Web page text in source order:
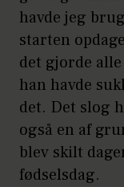
havde jeg
starten
det gjorde
han havde
det. Det slog
også en af
blev skilt
fødselsdag.